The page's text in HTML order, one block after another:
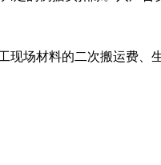
现场材料的二次搬运费、